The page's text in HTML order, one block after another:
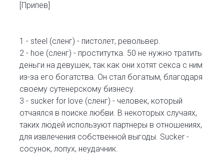
[Припев]
1 - steel (сленг) - пистолет, револьвер.
2 - hoe (сленг) - проститутка. 50 не нужно тратить
деньги на девушек, так как они хотят секса с ним
из-за его богатства. Он стал богатым, благодаря
своему сутенерскому бизнесу.
3 - sucker for love (сленг) - человек, который
отчаялся в поиске любви. В некоторых случаях,
таких людей используют партнеры в отношениях,
для извлечения собственной выгоды. Sucker -
сосунок, лопух, неудачник.